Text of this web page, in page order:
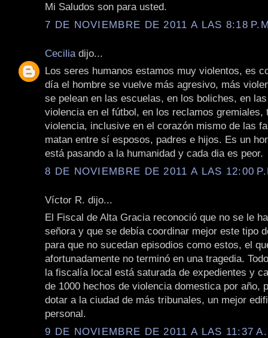
Mi Saludos son para usted.
7 DE NOVIEMBRE DE 2011 A LAS 8:18
Cecilia dijo...
Los seres humanos estamos muy violentos, es
día el hombre se vuelve más agresivo, más
se pelean en las escuelas, en los boliches, en
violencia en el fútbol, en los reclamos gremiales,
violencia, inclusive en el corazón mismo de las
matan entre sí esposos, padres e hijos. Es un
está pasando a la humanidad y cada dia es peor.
8 DE NOVIEMBRE DE 2011 A LAS 12:00
Víctor R. dijo...
El Fiscal de Alta Gracia reconoció que no se le
señora y que se debía coordinar mejor este tipo
para que no sucedan episodios como estos, el
afortunadamente no terminó en una tragedia.
la fiscalía local está saturada de expedientes y
de 1000 hechos de violencia domestica por año,
dotar a la ciudad de más tribunales, un mejor
personal.
9 DE NOVIEMBRE DE 2011 A LAS 11:37